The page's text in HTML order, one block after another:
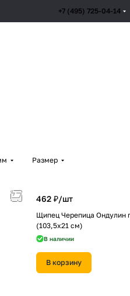
+7 (495) 725-04-14
Размер
462 ₽/шт
Щипец Черепица Ондулин
(103,5х21 см)
В наличии
В корзину